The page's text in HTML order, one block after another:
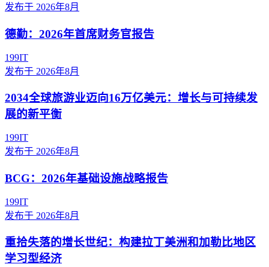
发布于 2026年8月
德勤：2026年首席财务官报告
199IT
发布于 2026年8月
2034全球旅游业迈向16万亿美元：增长与可持续发
展的新平衡
199IT
发布于 2026年8月
BCG：2026年基础设施战略报告
199IT
发布于 2026年8月
重拾失落的增长世纪：构建拉丁美洲和加勒比地区
学习型经济